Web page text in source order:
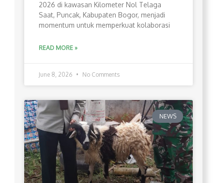
2026 di kawasan Kilometer Nol Telaga
Saat, Puncak, Kabupaten Bogor, menjadi
momentum untuk memperkuat kolaborasi
READ MORE »
June 8, 2026 No Comments
NEWS